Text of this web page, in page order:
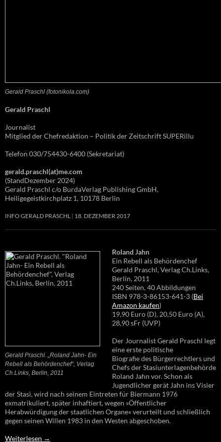
Gerald Praschl (fotonikola.com)
Gerald Praschl
Journalist
Mitglied der Chefredaktion – Politik der Zeitschrift SUPERillu
Telefon 030/754430-6400 (Sekretariat)
gerald.praschl(at)me.com
(StandDezember 2024)
Gerald Praschl c/o BurdaVerlag Publishing GmbH,
Heiligegeistkirchplatz 1, 10178 Berlin
INFO GERALD PRASCHL 18. DEZEMBER 2017
Gerald Praschl. „Roland Jahn- Ein
Rebell als Behördenchef“, Verlag
Ch.Links, Berlin, 2011
Roland Jahn
Ein Rebell als Behördenchef
Gerald Praschl, Verlag Ch.Links,
Berlin, 2011
240 Seiten, 40 Abbildungen
ISBN 978-3-86153-641-3 (Bei
Amazon kaufen)
19,90 Euro (D), 20,50 Euro (A),
28,90 sFr (UVP)
Der Journalist Gerald Praschl legt
eine erste politische
Biografie des Bürgerrechtlers und
Chefs der Stasiunterlagenbehörde
Roland Jahn vor. Schon als
Jugendlicher gerät Jahn ins Visier
der Stasi, wird nach seinem Eintreten für Biermann 1976
exmatrikuliert, später inhaftiert, wegen »Öffentlicher
Herabwürdigung der staatlichen Organe« verurteilt und schließlich
gegen seinen Willen 1983 in den Westen abgeschoben.
Weiterlesen →